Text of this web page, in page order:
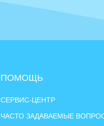
ПОМОЩЬ
СЕРВИС-ЦЕНТР
ЧАСТО ЗАДАВАЕМЫЕ